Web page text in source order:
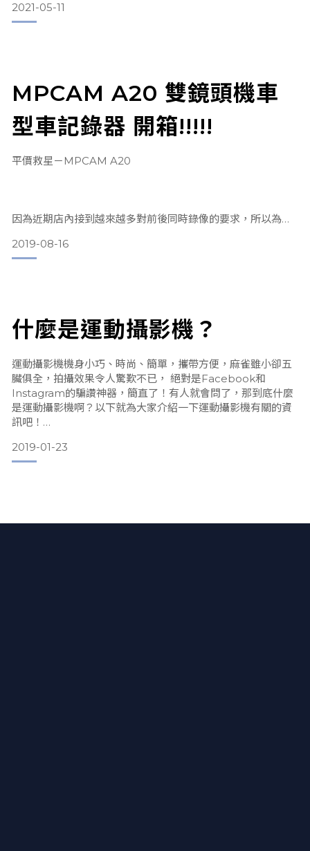
2021-05-11
MPCAM A20 雙鏡頭機車
型車記錄器 開箱!!!!!
平價救星－MPCAM A20
因為近期店內接到越來越多對前後同時錄像的要求，所以為了
的A20。
首先在打開包裝之前，必須要先了解，一機雙鏡型的主機都不
但主機的安裝就不如運動攝影機一樣單純，需要對車體的電系
有基礎的了解與簡單的電學常識，不建
2019-08-16
什麼是運動攝影機？
運動攝影機機身小巧、時尚、簡單，攜帶方便，麻雀雖小卻五
臟俱全，拍攝效果令人驚歎不已， 絕對是Facebook和
Instagram的騙讚神器，簡直了！有人就會問了，那到底什麼
是運動攝影機啊？以下就為大家介紹一下運動攝影機有關的資
訊吧！
帶方便且重量比一台手機還輕，更別提一般相機的體積跟重量
2019-01-23